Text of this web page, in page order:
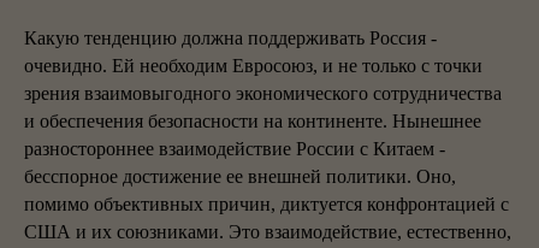
Какую тенденцию должна поддерживать Россия -
очевидно. Ей необходим Евросоюз, и не только с точки
зрения взаимовыгодного экономического сотрудничества
и обеспечения безопасности на континенте. Нынешнее
разностороннее взаимодействие России с Китаем -
бесспорное достижение ее внешней политики. Оно,
помимо объективных причин, диктуется конфронтацией с
США и их союзниками. Это взаимодействие, естественно,